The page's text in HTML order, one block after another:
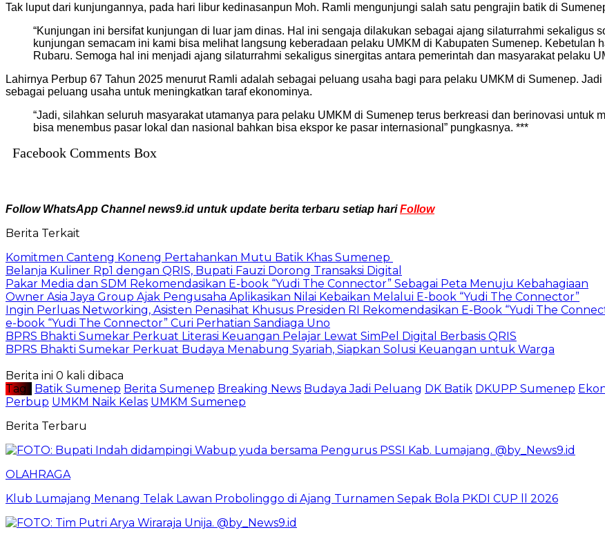
Tak luput dari kunjungannya, pada hari libur kedinasanpun Moh. Ramli mengunjungi salah satu pengrajin batik di
“Kunjungan ini bersifat kunjungan di luar jam dinas. Hal ini sengaja dilakukan sebagai ajang silaturrahmi sekaligus
kunjungan semacam ini kami bisa melihat langsung keberadaan pelaku UMKM di Kabupaten Sumenep. Kebetulan
Rubaru. Semoga hal ini menjadi ajang silaturrahmi sekaligus sinergitas antara pemerintah dan masyarakat pelaku
Lahirnya Perbup 67 Tahun 2025 menurut Ramli adalah sebagai peluang usaha bagi para pelaku UMKM di Sumenep.
sebagai peluang usaha untuk meningkatkan taraf ekonominya.
“Jadi, silahkan seluruh masyarakat utamanya para pelaku UMKM di Sumenep terus berkreasi dan berinovasi untuk
bisa menembus pasar lokal dan nasional bahkan bisa ekspor ke pasar internasional” pungkasnya. ***
Facebook Comments Box
Follow WhatsApp Channel news9.id untuk update berita terbaru setiap hariFollow
Berita Terkait
Komitmen Canteng Koneng Pertahankan Mutu Batik Khas Sumenep
Belanja Kuliner Rp1 dengan QRIS, Bupati Fauzi Dorong Transaksi Digital
Pakar Media dan SDM Rekomendasikan E-book “Yudi The Connector” Sebagai Peta Menuju Kebahagiaan
Owner Asia Jaya Group Ajak Pengusaha Aplikasikan Nilai Kebaikan Melalui E-book “Yudi The Connector”
Ingin Perluas Networking, Asisten Penasihat Khusus Presiden RI Rekomendasikan E-Book “Yudi The
e-book “Yudi The Connector” Curi Perhatian Sandiaga Uno
BPRS Bhakti Sumekar Perkuat Literasi Keuangan Pelajar Lewat SimPel Digital Berbasis QRIS
BPRS Bhakti Sumekar Perkuat Budaya Menabung Syariah, Siapkan Solusi Keuangan untuk Warga
Berita ini 0 kali dibaca
Tag :
Batik Sumenep Berita Sumenep Breaking News Budaya Jadi Peluang DK Batik DKUPP Sumenep
Perbup UMKM Naik Kelas UMKM Sumenep
Berita Terbaru
OLAHRAGA
Klub Lumajang Menang Telak Lawan Probolinggo di Ajang Turnamen Sepak Bola PKDI CUP ll 2026